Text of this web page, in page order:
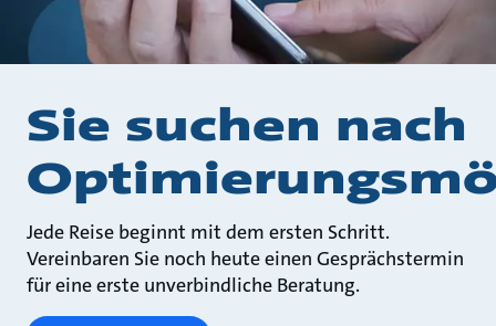
Sie suchen nach
Jede Reise beginnt mit dem ersten Schritt.
Vereinbaren Sie noch heute einen Gesprächstermin
für eine erste unverbindliche Beratung.